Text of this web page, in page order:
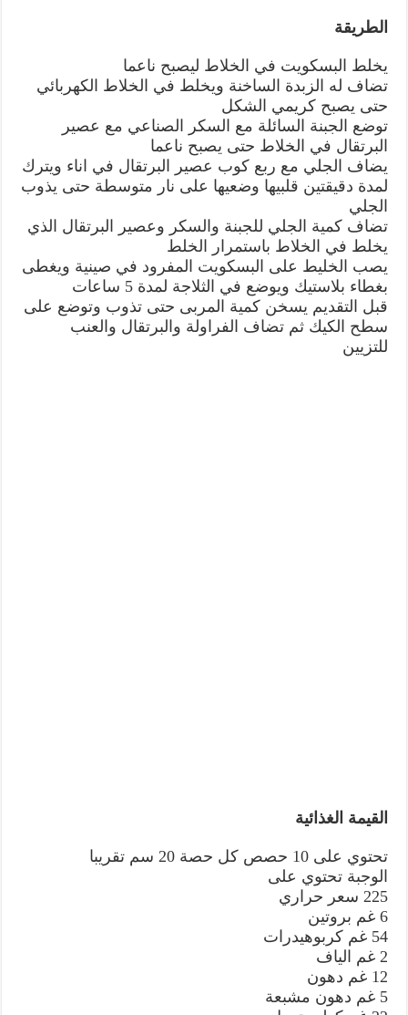
الطريقة
يخلط البسكويت في الخلاط ليصبح ناعما
تضاف له الزبدة الساخنة ويخلط في الخلاط الكهربائي
حتى يصبح كريمي الشكل
توضع الجبنة السائلة مع السكر الصناعي مع عصير
البرتقال في الخلاط حتى يصبح ناعما
يضاف الجلي مع ربع كوب عصير البرتقال في اناء ويترك
لمدة دقيقتين قلبيها وضعيها على نار متوسطة حتى يذوب
الجلي
تضاف كمية الجلي للجبنة والسكر وعصير البرتقال الذي
يخلط في الخلاط باستمرار الخلط
يصب الخليط على البسكويت المفرود في صينية ويغطى
بغطاء بلاستيك ويوضع في الثلاجة لمدة 5 ساعات
قبل التقديم يسخن كمية المربى حتى تذوب وتوضع على
سطح الكيك ثم تضاف الفراولة والبرتقال والعنب
للتزيين
القيمة الغذائية
تحتوي على 10 حصص كل حصة 20 سم تقريبا
الوجبة تحتوي على
225 سعر حراري
6 غم بروتين
54 غم كربوهيدرات
2 غم الياف
12 غم دهون
5 غم دهون مشبعة